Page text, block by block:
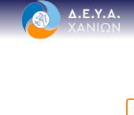
Skip
to
main